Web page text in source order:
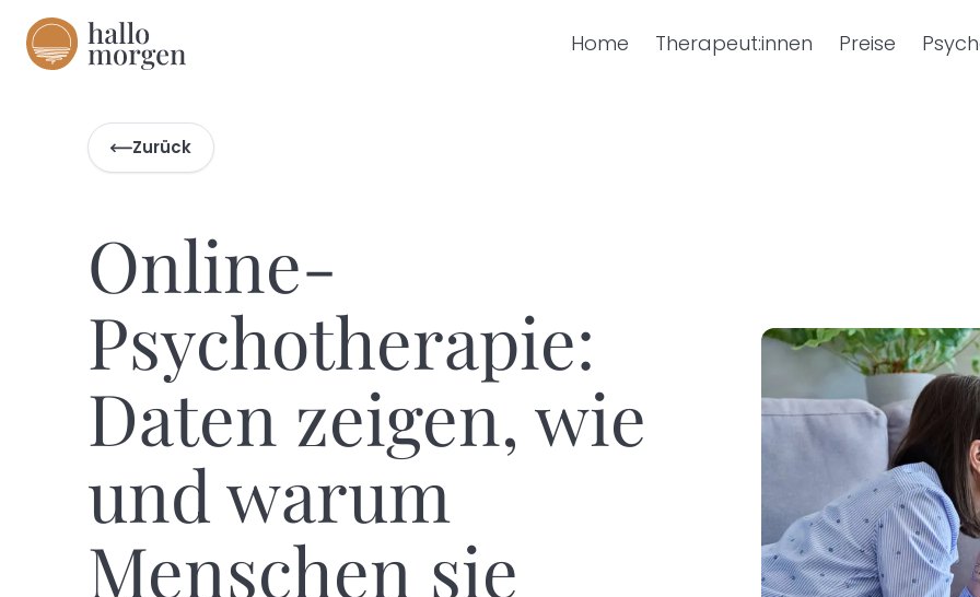
Home Therapeut:innen Preise
Zurück
Online-
Psychotherapie:
Daten zeigen, wie
und warum
Menschen sie